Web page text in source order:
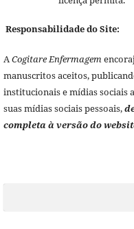
Responsabilidade do Site:
ACogitare Enfermagem
manuscritos aceitos,
institucionais e mídias sociais
suas mídias sociais pessoais,
completa à versão do